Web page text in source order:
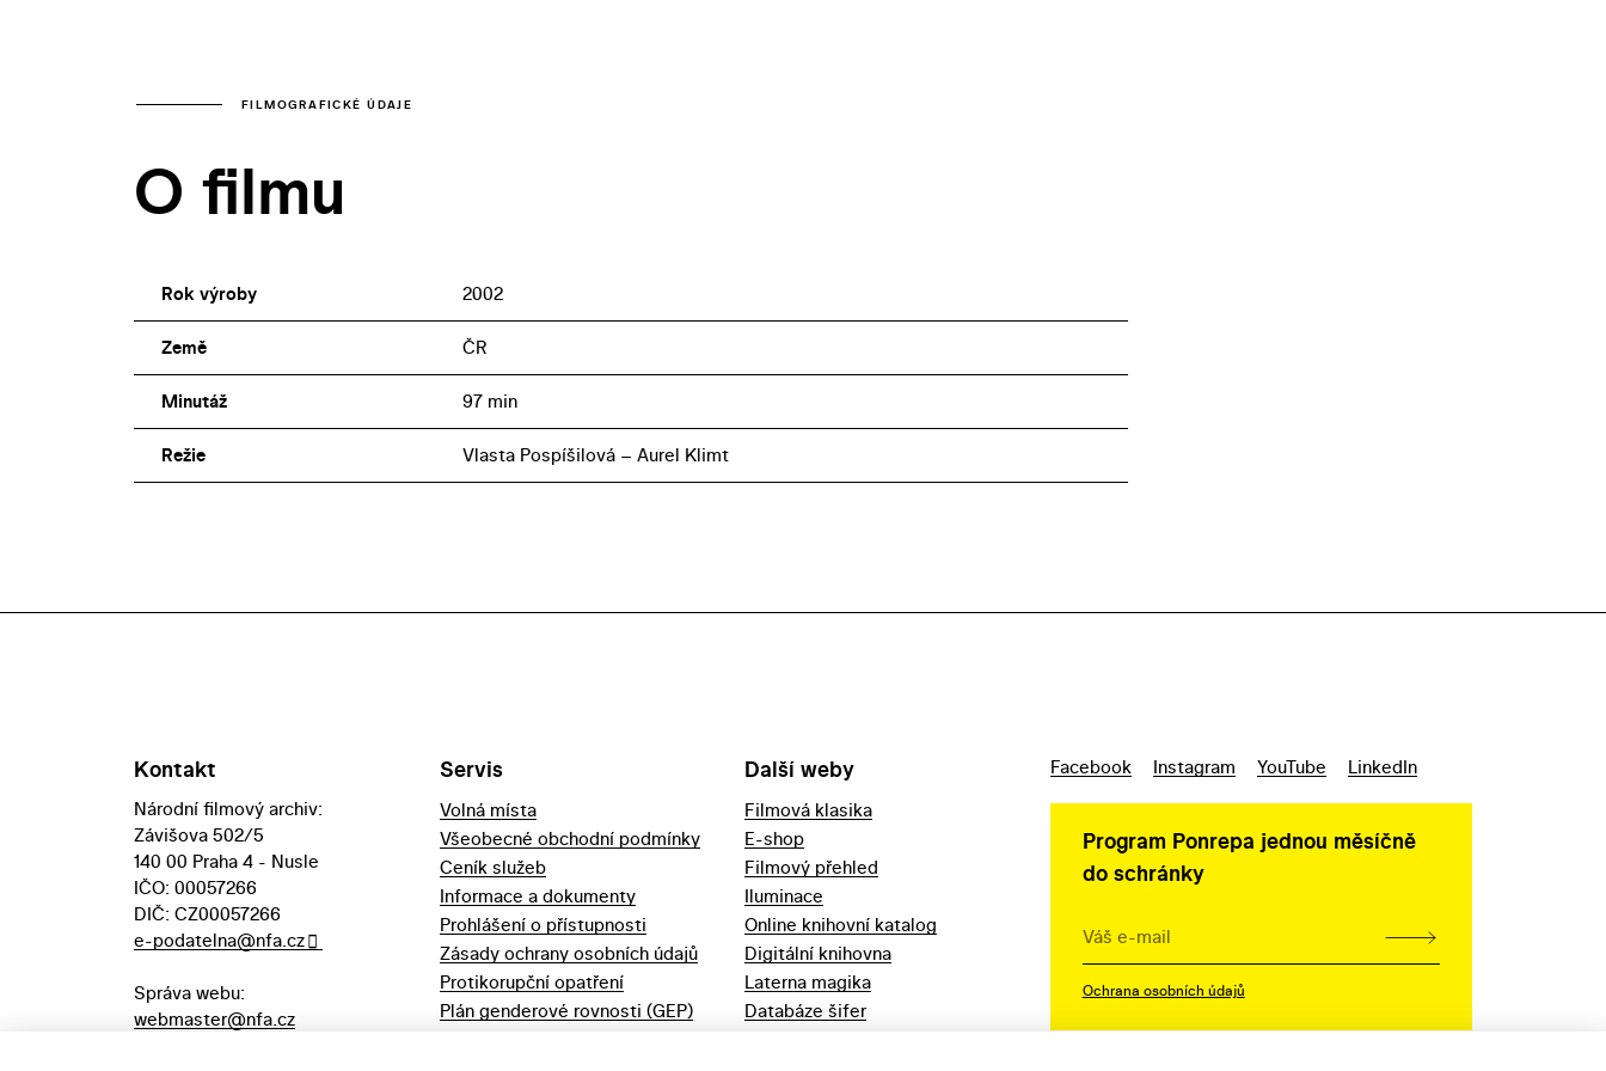
FILMOGRAFICKÉ ÚDAJE
O filmu
Rok výroby 2002
Země ČR
Minutáž 97 min
Režie Vlasta Pospíšilová – Aurel Klimt
Kontakt
Národní filmový archiv:
Závišova 502/5
140 00 Praha 4 - Nusle
IČO: 00057266
DIČ: CZ00057266
e-podatelna@nfa.cz
Správa webu:
webmaster@nfa.cz
Servis
Volná místa
Všeobecné obchodní podmínky
Ceník služeb
Informace a dokumenty
Prohlášení o přístupnosti
Zásady ochrany osobních údajů
Protikorupční opatření
Plán genderové rovnosti (GEP)
Další weby
Filmová klasika
E-shop
Filmový přehled
Iluminace
Online knihovní katalog
Digitální knihovna
Laterna magika
Databáze šifer
Facebook Instagram YouTube LinkedIn
Program Ponrepa jednou měsíčně
do schránky
Ochrana osobních údajů